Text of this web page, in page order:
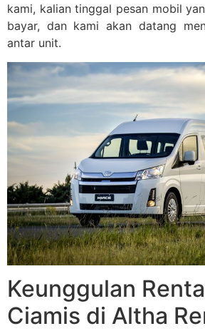
kami, kalian tinggal pesan mobil
bayar, dan kami akan datang
antar unit.
Keunggulan
Ciamis di Altha